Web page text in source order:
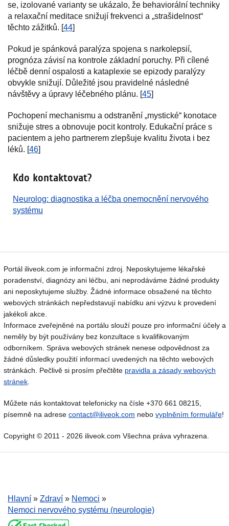
se, izolované varianty se ukázalo, že behaviorální techniky
a relaxační meditace snižují frekvenci a „strašidelnost“
těchto zážitků. [44]
Pokud je spánková paralýza spojena s narkolepsií,
prognóza závisí na kontrole základní poruchy. Při cílené
léčbě denní ospalosti a kataplexie se epizody paralýzy
obvykle snižují. Důležité jsou pravidelné následné
návštěvy a úpravy léčebného plánu. [45]
Pochopení mechanismu a odstranění „mystické“ konotace
snižuje stres a obnovuje pocit kontroly. Edukační práce s
pacientem a jeho partnerem zlepšuje kvalitu života i bez
léků. [46]
Kdo kontaktovat?
Neurolog: diagnostika a léčba onemocnění nervového
systému
Portál iliveok.com je informační zdroj. Neposkytujeme lékařské
poradenství, diagnózy ani léčbu, ani neprodáváme žádné produkty
ani neposkytujeme služby. Žádné informace obsažené na těchto
webových stránkách nepředstavují nabídku ani výzvu k provedení
jakékoli akce.
Informace zveřejněné na portálu slouží pouze pro informační účely a
neměly by být používány bez konzultace s kvalifikovaným
odborníkem. Správa webových stránek nenese odpovědnost za
žádné důsledky použití informací uvedených na těchto webových
stránkách. Pečlivě si prosím přečtěte pravidla a zásady webových
stránek
Můžete nás kontaktovat telefonicky na čísle +370 661 08215,
písemně na adrese contact@iliveok.com nebo vyplněním formuláře!
Copyright © 2011 - 2026 iliveok.com Všechna práva vyhrazena.
Hlavní » Zdraví » Nemoci »
Nemoci nervového systému (neurologie)